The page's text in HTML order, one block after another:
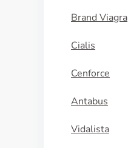
Brand Viagra
Cialis
Cenforce
Antabus
Vidalista